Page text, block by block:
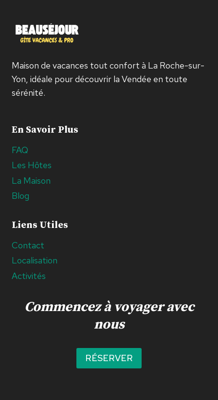
Maison de vacances tout confort à La Roche-sur-
Yon, idéale pour découvrir la Vendée en toute
sérénité.
En Savoir Plus
FAQ
Les Hôtes
La Maison
Blog
Liens Utiles
Contact
Localisation
Activités
Commencez à voyager avec
nous
RÉSERVER